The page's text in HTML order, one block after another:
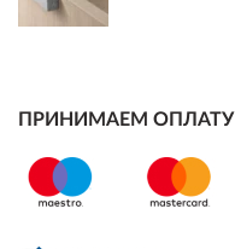
ПРИНИМАЕМ ОПЛАТУ